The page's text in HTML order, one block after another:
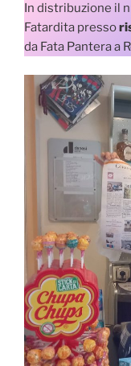
In distribuzione il
Fatardita presso
da Fata Pantera a